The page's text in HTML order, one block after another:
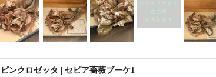
ピンクロゼッタ | セピア薔薇ブーケ1